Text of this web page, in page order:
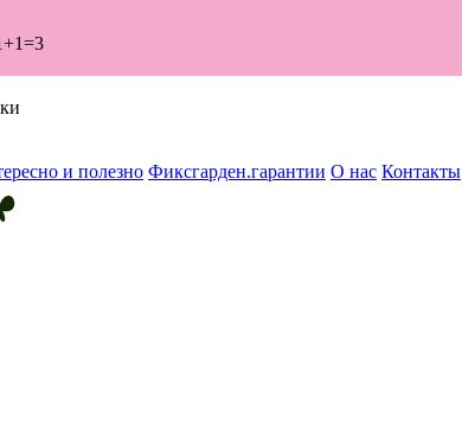
и полезно Фиксгарден.гарантии О нас Контакты